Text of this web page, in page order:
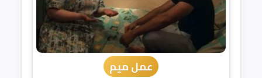
عمل ميم